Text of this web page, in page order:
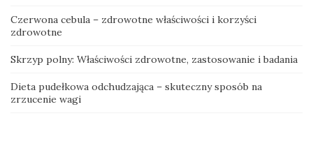
Czerwona cebula – zdrowotne właściwości i korzyści
zdrowotne
Skrzyp polny: Właściwości zdrowotne, zastosowanie i badania
Dieta pudełkowa odchudzająca – skuteczny sposób na
zrzucenie wagi